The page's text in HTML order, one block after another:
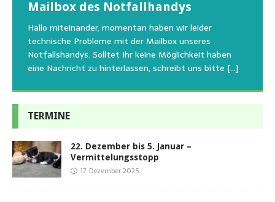
Mailbox des Notfallhandys
Hallo miteinander, momentan haben wir leider
technische Probleme mit der Mailbox unseres
Notfallshandys. Solltet Ihr keine Möglichkeit haben
eine Nachricht zu hinterlassen, schreibt uns bitte […]
Aus aktuellem Anlass weisen wir darauf hin, dass die
Tierschutzinitiative Haßberge natürlich, wie auch in
den letzten 20 Jahren, immer noch für alle verwaisten
oder[…]
Wir bitten um Verständnis, dass am Tag vom
Sommerfest das Hundehaus zum Schutz unserer Tiere
geschlossen bleibt.Viele unserer Hunde erleben einen
emotionalen Stress bei Begegnung[…]
Regelmäßig bekommen wir liebe Anfragen, wie man
uns am Besten unterstützen kann. Natürlich ziehen
die gesteigerten Kosten auch uns so richtig in die Knie
und[…]
TERMINE
22. Dezember bis 5. Januar –
Vermittelungsstopp
17. Dezember 2025